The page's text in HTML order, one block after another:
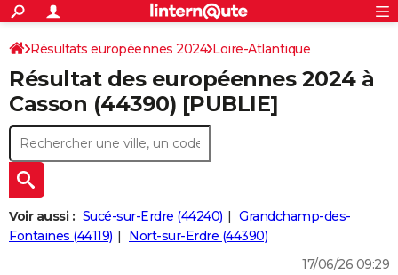
ACTUALITÉS
Politique
Société
Faits Divers
Education
Monde
Villes
+
SPORT
Coupe du monde 2026
Football
Tennis
Cyclisme
Rugby
Forum
Programme TV
TNT
Streaming
Cinéma
Sorties cinéma
Musique
+
FINANCE
Retraite
Impôts
Epargne
Immobilier
Risques naturels par ville
Banque
Assurance
Crédit
AUTO
Essais
Réserver un essai
Citadines
Berlines
SUV
Forum auto
+
HIGH-TECH
Mobiles
Meilleur smartphone
Internet
Ordinateurs
Jeux vidéo
Guide high-tech
+
BRICOLAGE
Rechercher
S'inscrire
Connexion
Résultats européennes 2024 Loire-Atlantique
Résultat des européennes 2024 à
Casson (44390) [PUBLIE]
Voir aussi : Sucé-sur-Erdre (44240)
Grandchamp-des-
Fontaines (44119)
Nort-sur-Erdre (44390)
17/06/26 09:29